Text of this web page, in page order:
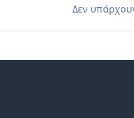
Δεν